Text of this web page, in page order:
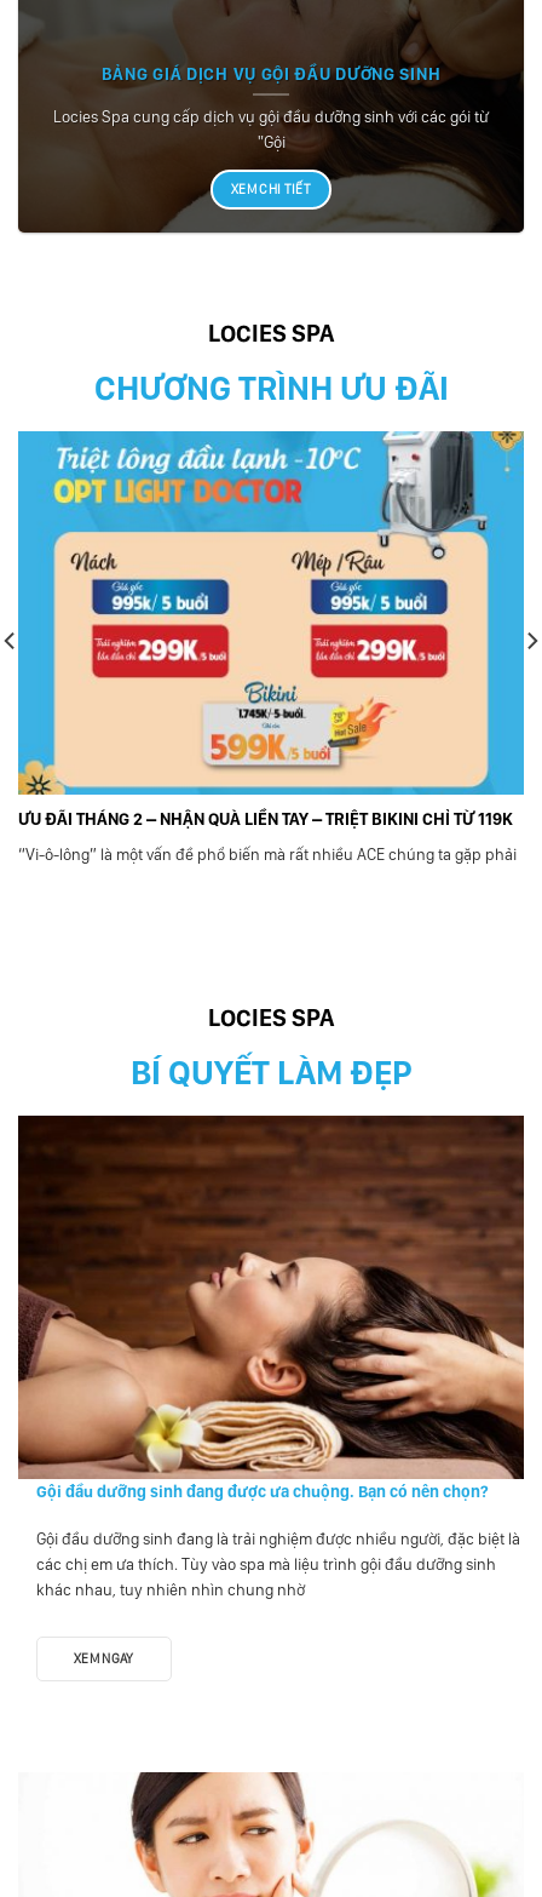
BẢNG GIÁ DỊCH VỤ GỘI ĐẦU DƯỠNG SINH
Locies Spa cung cấp dịch vụ gội đầu dưỡng sinh với các gói từ
"Gội
XEM CHI TIẾT
LOCIES SPA
CHƯƠNG TRÌNH ƯU ĐÃI
ƯU ĐÃI THÁNG 2 – NHẬN QUÀ LIỀN TAY – TRIỆT BIKINI CHỈ TỪ 119K
“Vi-ô-lông” là một vấn đề phổ biến mà rất nhiều ACE chúng ta gặp phải
LOCIES SPA
BÍ QUYẾT LÀM ĐẸP
Gội đầu dưỡng sinh đang được ưa chuộng. Bạn có nên chọn?
Gội đầu dưỡng sinh đang là trải nghiệm được nhiều người, đặc biệt là
các chị em ưa thích. Tùy vào spa mà liệu trình gội đầu dưỡng sinh
khác nhau, tuy nhiên nhìn chung nhờ
XEM NGAY